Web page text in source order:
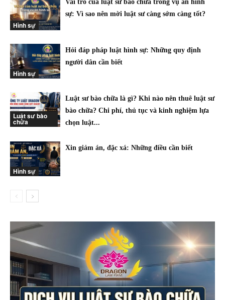
Hình sự
Vai trò của luật sư bào chữa trong vụ án hình
sự: Vì sao nên mời luật sư càng sớm càng tốt?
Hình sự
Hỏi đáp pháp luật hình sự: Những quy định
người dân cần biết
Luật sư bào
chữa
Luật sư bào chữa là gì? Khi nào nên thuê luật sư
bào chữa? Chi phí, thủ tục và kinh nghiệm lựa
chọn luật...
Hình sự
Xin giảm án, đặc xá: Những điều cần biết